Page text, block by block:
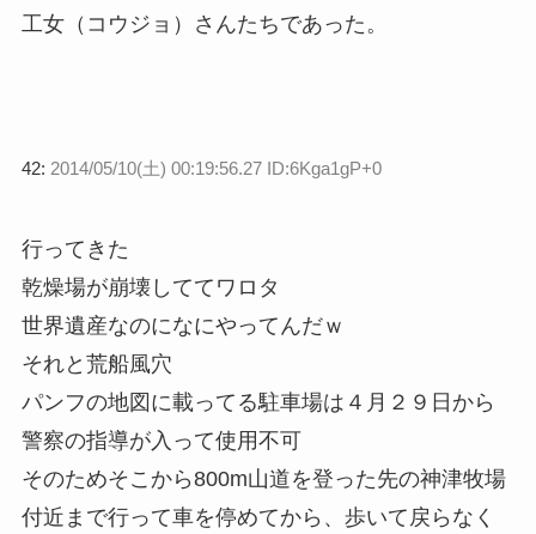
工女（コウジョ）さんたちであった。
42: 2014/05/10(土) 00:19:56.27 ID:6Kga1gP+0
行ってきた
乾燥場が崩壊しててワロタ
世界遺産なのになにやってんだｗ
それと荒船風穴
パンフの地図に載ってる駐車場は４月２９日から
警察の指導が入って使用不可
そのためそこから800m山道を登った先の神津牧場
付近まで行って車を停めてから、歩いて戻らなく